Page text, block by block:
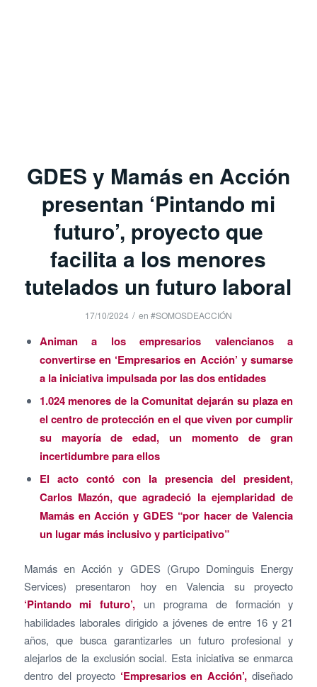
GDES y Mamás en Acción
presentan ‘Pintando mi
futuro’, proyecto que
facilita a los menores
tutelados un futuro laboral
17/10/2024 / en #SOMOSDEACCIÓN
Animan a los empresarios valencianos a
convertirse en ‘Empresarios en Acción’ y sumarse
a la iniciativa impulsada por las dos entidades
1.024 menores de la Comunitat dejarán su plaza en
el centro de protección en el que viven por cumplir
su mayoría de edad, un momento de gran
incertidumbre para ellos
El acto contó con la presencia del president,
Carlos Mazón, que agradeció la ejemplaridad de
Mamás en Acción y GDES “por hacer de Valencia
un lugar más inclusivo y participativo”
Mamás en Acción y GDES (Grupo Dominguis Energy
Services) presentaron hoy en Valencia su proyecto
‘Pintando mi futuro’, un programa de formación y
habilidades laborales dirigido a jóvenes de entre 16 y 21
años, que busca garantizarles un futuro profesional y
alejarlos de la exclusión social. Esta iniciativa se enmarca
dentro del proyecto ‘Empresarios en Acción’, diseñado